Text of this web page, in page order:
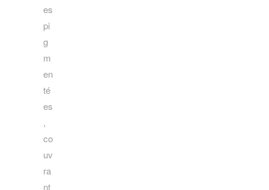
es
pi
g
m
en
té
es
,
co
uv
ra
nt